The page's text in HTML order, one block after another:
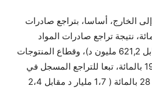
إلى الخارج، أساسا، بتراجع صادرات
بنسبة 33 بالمائة، نتيجة تراجع صادرات المواد
المكررة (105,8مليون د مقابل 621,2 مليون د)، وقطاع المنتوجات
الفلاحية والغذائية، بنسبة 19,2 بالمائة، تبعا للتراجع المسجل في
مبيعات زيت الزيتون، بنسبة 28 بالمائة ( 1،7 مليار د مقابل 2،4